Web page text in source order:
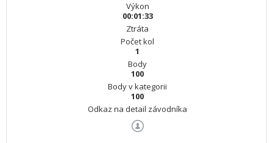
Výkon
00:01:33
Ztráta
Počet kol
1
Body
100
Body v kategorii
100
Odkaz na detail závodníka